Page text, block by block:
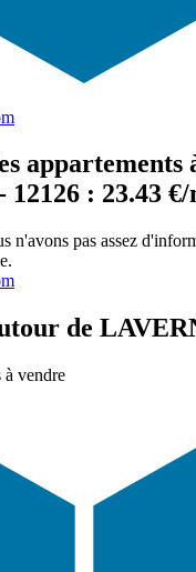
appartements
: 23.43 €/
n'avons pas assez
de
à vendre